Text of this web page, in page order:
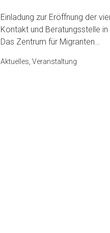
Einladung zur Eröffnung der
Kontakt und Beratungsstelle in
Das Zentrum für Migranten…
Aktuelles, Veranstaltung